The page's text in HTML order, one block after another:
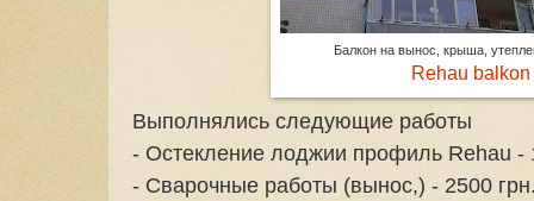
Балкон на вынос, крыша,
Rehau balkon
Выполнялись следующие работы
- Остекление лоджии профиль Rehau -
- Сварочные работы (вынос,) - 2500